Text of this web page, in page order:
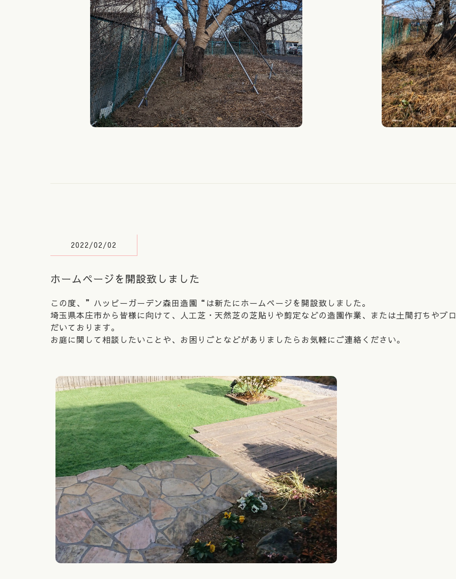
2022/02/02
ホームページを開設致しました
この度、”ハッピーガーデン森田造園“は新たにホームページを開設致しました。
埼玉県本庄市から皆様に向けて、人工芝・天然芝の芝貼りや剪定などの造園作業、または土間打ちやブ
だいております。
お庭に関して相談したいことや、お困りごとなどがありましたらお気軽にご連絡ください。